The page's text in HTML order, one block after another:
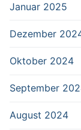
Januar 2025
Dezember
Oktober 2024
September
August 2024